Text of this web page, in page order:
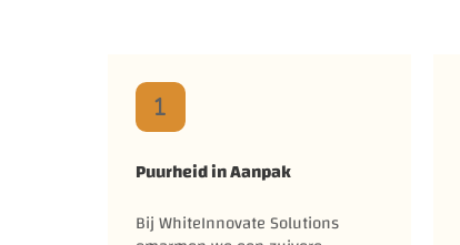
Puurheid in Aanpak
Bij WhiteInnovate Solutions